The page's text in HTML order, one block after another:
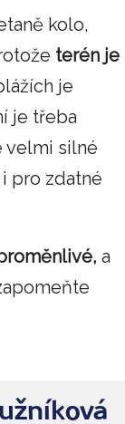
kolo,
terén je
je
je třeba
velmi silné
pro zdatné
a